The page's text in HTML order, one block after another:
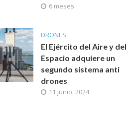
6 meses
DRONES
El Ejército del Aire y del
Espacio adquiere un
segundo sistema anti
drones
11 junio, 2024